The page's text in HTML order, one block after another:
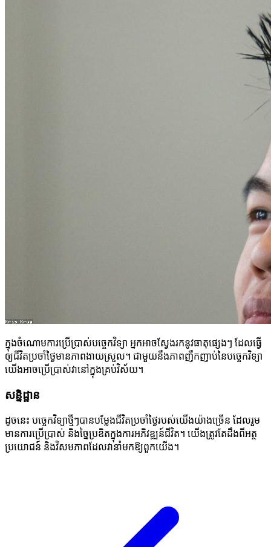
ក្នុងចំណោមការប្រើប្រាស់បច្ចេកវិទ្យា អ្នកអាចស្វែងរកនូវធាតុផ្សេងៗ ដែលធ្វើ
ឲ្យជីវិតប្រចាំថ្ងៃមានភាពងាយស្រួល។ ជាមួយនឹងភាពញឹកញាប់នៃបច្ចេកវិទ្យា
យើងអាចប្រើប្រាស់វានៅក្នុងគ្រប់វិស័យ។
សន្និដ្ឋាន
ដូចនេះ បច្ចេកវិទ្យាថ្មីៗបានបម្លែងជីវិតប្រចាំថ្ងៃរបស់យើងយ៉ាងច្រើន ដែលរួម
មានការប្រើប្រាស់ និងច្នៃប្រឌិតក្នុងការអភិវឌ្ឍន៍ជីវិត។ យើងត្រូវតែដឹងពីអត្ថ
ប្រយោជន៍ និងវិសមភាពដែលវានាំមកឱ្យពួកយើង។